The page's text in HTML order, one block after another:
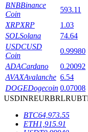
Launchpool
الرقمية الشهيرة
BNBBinance
Coin
593.11
XRPXRP 1.03
SOLSolana 74.64
USDCUSD
Coin
0.99980
ADACardano 0.20092
AVAXAvalanche 6.54
DOGEDogecoin 0.07008
USDINREURBRLRUB
BTC64,973.55
ETH1,915.91